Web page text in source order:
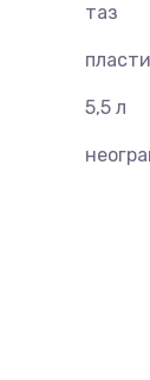
таз
5,5 л